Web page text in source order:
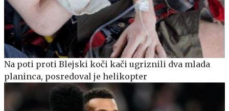
Na poti proti Blejski koči kači ugriznili dva mlada
planinca, posredoval je helikopter